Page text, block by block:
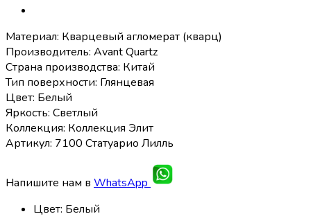
Материал: Кварцевый агломерат (кварц)
Производитель: Avant Quartz
Страна производства: Китай
Тип поверхности: Глянцевая
Цвет: Белый
Яркость: Светлый
Коллекция: Коллекция Элит
Артикул: 7100 Статуарио Лилль
Напишите нам в WhatsApp
Цвет: Белый